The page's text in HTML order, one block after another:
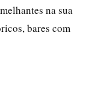
na sua
bares com